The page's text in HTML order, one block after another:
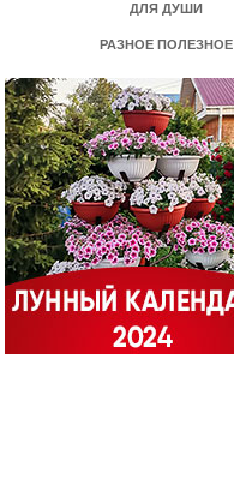
ДЛЯ ДУШИ
РАЗНОЕ ПОЛЕЗНОЕ